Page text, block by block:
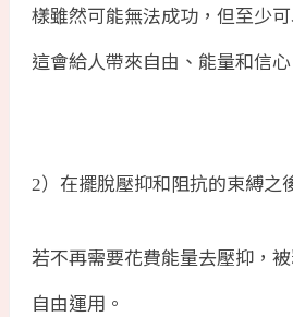
樣雖然可能無法成功，但至少
這會給人帶來自由、能量和信心
2）在擺脫壓抑和阻抗的束縛之
若不再需要花費能量去壓抑，
自由運用。